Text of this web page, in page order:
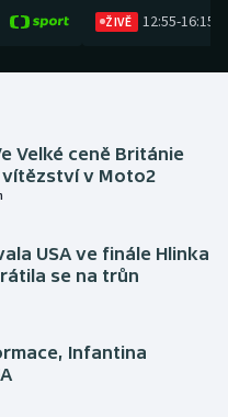
ŽIVĚ 12:55-16:15
Velké ceně Británie
v Moto2
USA ve finále Hlinka
se na trůn
Infantina